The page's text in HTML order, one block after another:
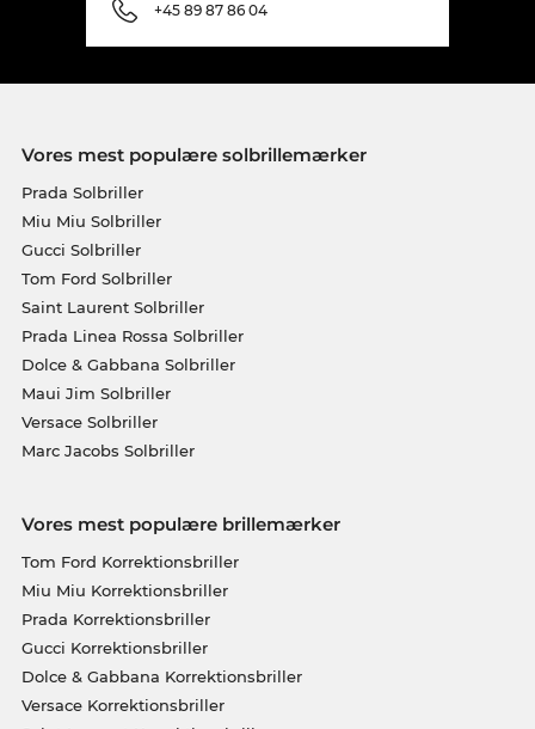
+45 89 87 86 04
Vores mest populære solbrillemærker
Prada Solbriller
Miu Miu Solbriller
Gucci Solbriller
Tom Ford Solbriller
Saint Laurent Solbriller
Prada Linea Rossa Solbriller
Dolce & Gabbana Solbriller
Maui Jim Solbriller
Versace Solbriller
Marc Jacobs Solbriller
Vores mest populære brillemærker
Tom Ford Korrektionsbriller
Miu Miu Korrektionsbriller
Prada Korrektionsbriller
Gucci Korrektionsbriller
Dolce & Gabbana Korrektionsbriller
Versace Korrektionsbriller